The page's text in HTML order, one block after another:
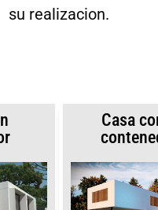
su realizacion.
Casa